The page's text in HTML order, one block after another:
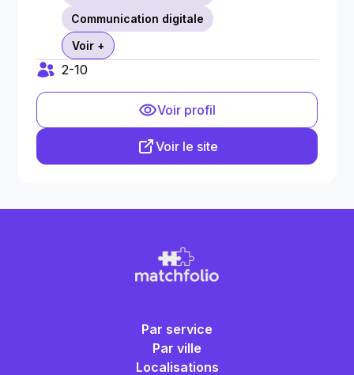
Communication digitale
Voir +
2-10
Voir profil
Voir le site
Par service
Par ville
Localisations